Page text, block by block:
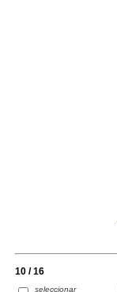
10 / 16
seleccionar